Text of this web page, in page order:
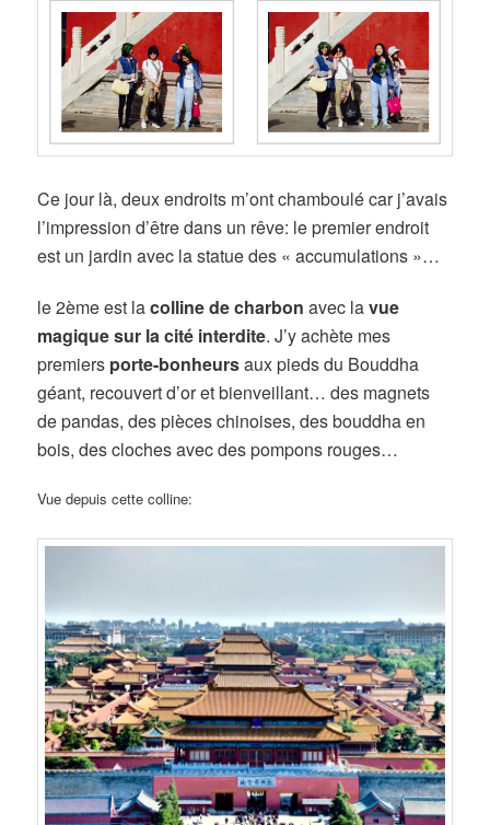
Ce jour là, deux endroits m’ont chamboulé car j’avais
l’impression d’être dans un rêve: le premier endroit
est un jardin avec la statue des « accumulations »…
le 2ème est lacolline de charbon avec lavue
magique sur la cité interdite. J’y achète mes
premiers porte-bonheursaux pieds du Bouddha
géant, recouvert d’or et bienveillant… des magnets
de pandas, des pièces chinoises, des bouddha en
bois, des cloches avec des pompons rouges…
Vue depuis cette colline: